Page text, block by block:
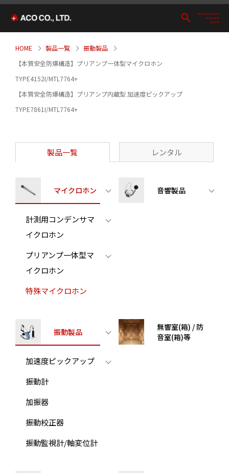
HOME 製品一覧
振動製品
【本質安全防爆構造】プリアンプ一体型マイクロホン
TYPE4152I/MTL7764+
【本質安全防爆構造】プリアンプ内蔵型 加速度ピックアップ
TYPE7861I/MTL7764+
製品一覧 レンタル
マイクロホン
計測用コンデンサマ
イクロホン
プリアンプ一体型マ
イクロホン
特殊マイクロホン
音響製品
振動製品
加速度ピックアップ
振動計
加振器
振動校正器
振動監視計/軸変位計
無響室(箱) / 防
音室(箱)等